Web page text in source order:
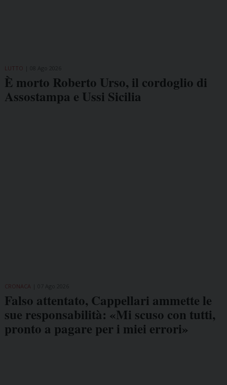
LUTTO
È morto Roberto Urso, il cordoglio di
Assostampa e Ussi Sicilia
CRONACA
Falso attentato, Cappellari ammette le
sue responsabilità: «Mi scuso con tutti,
pronto a pagare per i miei errori»